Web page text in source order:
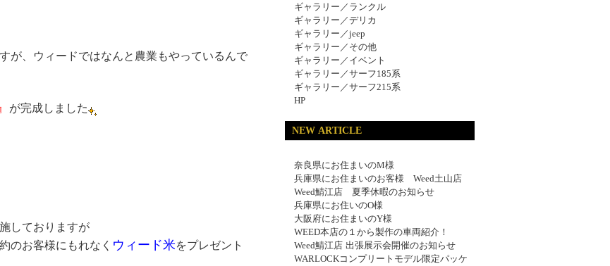
が、ウィードではなんと農業もやっているんで
が完成しました
しておりますが
のお客様にもれなく ウィード米をプレゼント
ギャラリー／ランクル
ギャラリー／デリカ
ギャラリー／jeep
ギャラリー／その他
ギャラリー／イベント
ギャラリー／サーフ185系
ギャラリー／サーフ215系
HP
NEW ARTICLE
奈良県にお住まいのM様
兵庫県にお住まいのお客様 Weed土山店
Weed鯖江店 夏季休暇のお知らせ
兵庫県にお住いのO様
大阪府にお住まいのY様
WEED本店の１から製作の車両紹介！
Weed鯖江店 出張展示会開催のお知らせ
WARLOCKコンプリートモデル限定パッケ